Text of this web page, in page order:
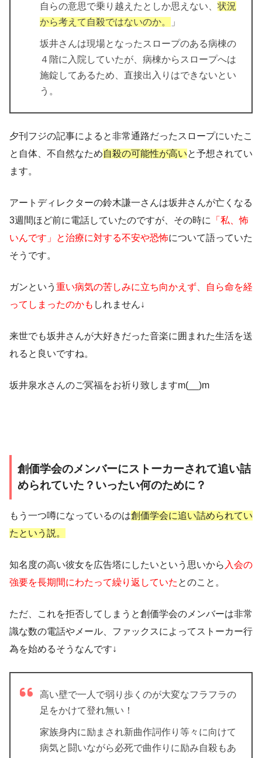
自らの意思で乗り越えたとしか思えない、 状況
から考えて自殺ではないのか。
」
坂井さんは現場となったスロープのある病棟の
４階に入院していたが、 病棟からスロープへは
施錠してあるため、直接出入りはできないとい
う。
夕刊フジの記事によると非常通路だったスロープにいたこ
と自体、不自然なため自殺の可能性が高いと予想されてい
ます。
アートディレクターの鈴木謙一さんは坂井さんが亡くなる
3週間ほど前に電話していたのですが、その時に
「私、怖
いんです」と治療に対する不安や恐怖について語っていた
そうです。
ガンという 重い病気の苦しみに立ち向かえず、自ら命を経
ってしまったのかも しれません↓
来世でも坂井さんが大好きだった音楽に囲まれた生活を送
れると良いですね。
坂井泉水さんのご冥福をお祈り致しますm(__)m
創価学会のメンバーにストーカーされて追い詰
められていた？いったい何のために？
もう一つ噂になっているのは創価学会に追い詰められてい
たという説。
知名度の高い彼女を広告塔にしたいという思いから 入会の
強要を長期間にわたって繰り返していた とのこと。
ただ、これを拒否してしまうと創価学会のメンバーは非常
識な数の電話やメール、ファックスによってストーカー行
為を始めるそうなんです↓
高い壁で一人で弱り歩くのが大変なフラフラの
足をかけて登れ無い！
家族身内に励まされ新曲作詞作り等々に向けて
病気と闘いながら必死で曲作りに励み自殺もあ